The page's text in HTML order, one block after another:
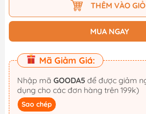
THÊM VÀO GIỎ
MUA NGAY
Mã Giảm Giá:
Nhập mã GOODA5
dụng cho các đơn hàng trên 199k)
Sao chép